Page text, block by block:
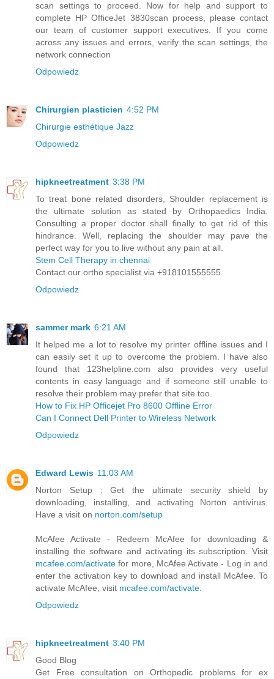
scan settings to proceed. Now for help and support to
complete HP OfficeJet 3830scan process, please contact
our team of customer support executives. If you come
across any issues and errors, verify the scan settings, the
network connection
Odpowiedz
Chirurgien plasticien 4:52 PM
Chirurgie esthétique Jazz
Odpowiedz
hipkneetreatment 3:38 PM
To treat bone related disorders, Shoulder replacement is
the ultimate solution as stated by Orthopaedics India.
Consulting a proper doctor shall finally to get rid of this
hindrance. Well, replacing the shoulder may pave the
perfect way for you to live without any pain at all.
Stem Cell Therapy in chennai
Contact our ortho specialist via +918101555555
Odpowiedz
sammer mark 6:21 AM
It helped me a lot to resolve my printer offline issues and I
can easily set it up to overcome the problem. I have also
found that 123helpline.com also provides very useful
contents in easy language and if someone still unable to
resolve their problem may prefer that site too.
How to Fix HP Officejet Pro 8600 Offline Error
Can I Connect Dell Printer to Wireless Network
Odpowiedz
Edward Lewis 11:03 AM
Norton Setup : Get the ultimate security shield by
downloading, installing, and activating Norton antivirus.
Have a visit on norton.com/setup
McAfee Activate - Redeem McAfee for downloading &
installing the software and activating its subscription. Visit
mcafee.com/activate for more, McAfee Activate - Log in and
enter the activation key to download and install McAfee. To
activate McAfee, visit mcafee.com/activate.
Odpowiedz
hipkneetreatment 3:40 PM
Good Blog
Get Free consultation on Orthopedic problems for ex